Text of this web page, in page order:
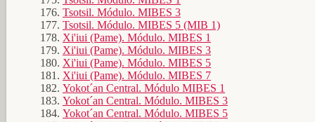
Tsotsil. Módulo. MIBES 3
Tsotsil. Módulo. MIBES 5 (MIB 1)
Xi'iui (Pame). Módulo. MIBES 1
Xi'iui (Pame). Módulo. MIBES 3
Xi'iui (Pame). Módulo. MIBES 5
Xi'iui (Pame). Módulo. MIBES 7
Yokot´an Central. Módulo MIBES 1
Yokot´an Central. Módulo. MIBES 3
Yokot´an Central. Módulo. MIBES 5